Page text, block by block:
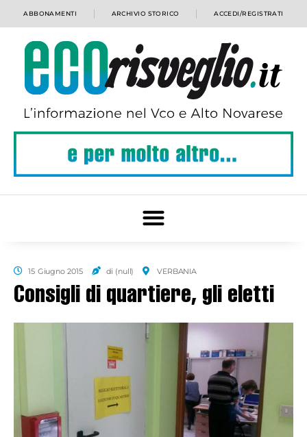
ABBONAMENTI ARCHIVIO STORICO ACCEDI/REGISTRATI
15 Giugno 2015 di (null) VERBANIA
Consigli di quartiere, gli eletti